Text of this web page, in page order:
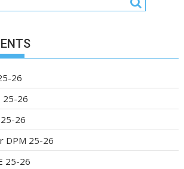
26
25-26
26
DPM 25-26
25-26